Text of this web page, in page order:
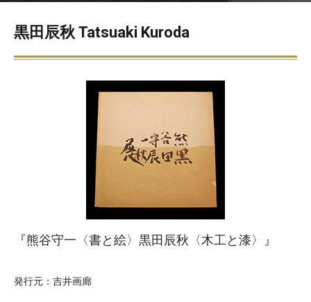
黒田辰秋 Tatsuaki Kuroda
『熊谷守一〈書と絵〉黒田辰秋〈木工と漆〉』
発行元：吉井画廊